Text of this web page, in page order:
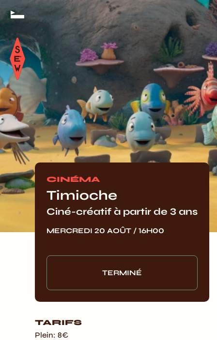
CINÉMA
Timioche
Ciné-créatif à partir de 3 ans
MERCREDI 20 AOÛT / 16H00
TERMINÉ
TARIFS
Plein: 8€